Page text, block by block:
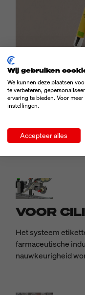
VOOR
Het systeem
farmaceutische
nauwkeurigheid
Wij gebruiken
We kunnen deze plaatsen
te verbeteren,
ervaring te bieden. Voor
instellingen.
Accepteer alles